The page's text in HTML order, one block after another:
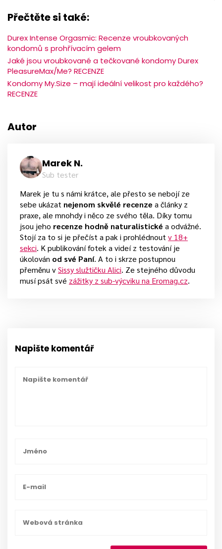
Přečtěte si také:
Durex Intense Orgasmic: Recenze vroubkovaných
kondomů s prohřívacím gelem
Jaké jsou vroubkované a tečkované kondomy Durex
PleasureMax/Me? RECENZE
Kondomy My.Size – mají ideální velikost pro každého?
RECENZE
Autor
Marek N.
Sub tester
Marek je tu s námi krátce, ale přesto se nebojí ze
sebe ukázat nejenom skvělé recenze a články z
praxe, ale mnohdy i něco ze svého těla. Díky tomu
jsou jeho recenze hodně naturalistické a odvážné.
Stojí za to si je přečíst a pak i prohlédnout v 18+
sekci. K publikování fotek a videí z testování je
úkolován od své Paní. A to i skrze postupnou
přeměnu vSissy služtičku Alici. Ze stejného důvodu
musí psát své zážitky z sub-výcviku na Eromag.cz.
Napište komentář